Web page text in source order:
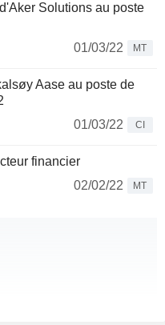
Solutions au poste
01/03/22
MT
Aase au poste de
01/03/22
CI
financier
02/02/22
MT